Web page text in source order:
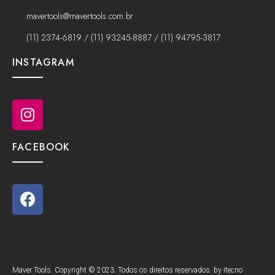
mavertools@mavertools.com.br
(11) 2374-6819 / (11) 93245-8887 / (11) 94795-3817
INSTAGRAM
FACEBOOK
Maver Tools. Copyright © 2023. Todos os direitos reservados. by itecno